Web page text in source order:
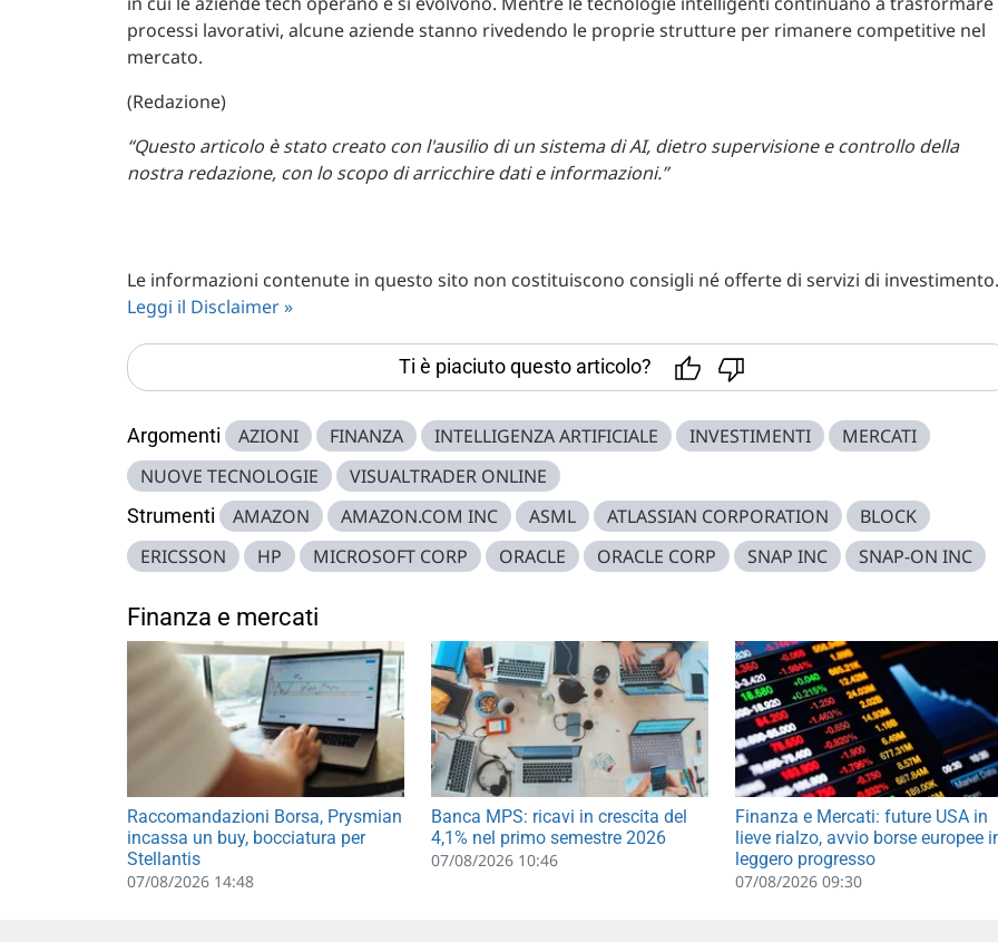
processi lavorativi, alcune aziende stanno rivedendo le proprie strutture per rimanere competitive nel
mercato.
(Redazione)
“Questo articolo è stato creato con l'ausilio di un sistema di AI, dietro supervisione e controllo della
nostra redazione, con lo scopo di arricchire dati e informazioni.”
Le informazioni contenute in questo sito non costituiscono consigli né offerte di servizi di investimento.
Leggi il Disclaimer »
Ti è piaciuto questo articolo?
Argomenti AZIONI FINANZA INTELLIGENZA ARTIFICIALE INVESTIMENTI
MERCATI
NUOVE TECNOLOGIE
VISUALTRADER ONLINE
Strumenti AMAZON AMAZON.COM INC ASML ATLASSIAN CORPORATION
BLOCK
ERICSSON
HP MICROSOFT CORP ORACLE ORACLE CORP SNAP INC SNAP-ON INC
Finanza e mercati
Raccomandazioni Borsa, Prysmian
incassa un buy, bocciatura per
Stellantis
07/08/2026 14:48
Banca MPS: ricavi in crescita del
4,1% nel primo semestre 2026
07/08/2026 10:46
Finanza e Mercati: future USA in
lieve rialzo, avvio borse europee
leggero progresso
07/08/2026 09:30